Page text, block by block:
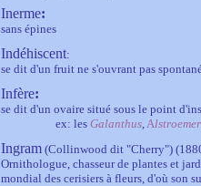
Inerme:
sans épines
Indéhiscent:
se dit d'un fruit ne s'ouvrant pas
Infère:
se dit d'un ovaire situé sous le point
ex: les Galanthus,A
Ingram (Collinwood dit "Cherry")
Ornithologue, chasseur de plantes et
mondial des cerisiers à fleurs, d'où son